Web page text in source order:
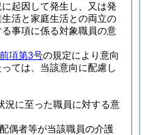
起因して発生し、又は発
活と家庭生活との両立の
事項に係る対象職員の意
前項第3号の規定により意向
ては、当該意向に配慮し
況に至った職員に対する意
偶者等が当該職員の介護